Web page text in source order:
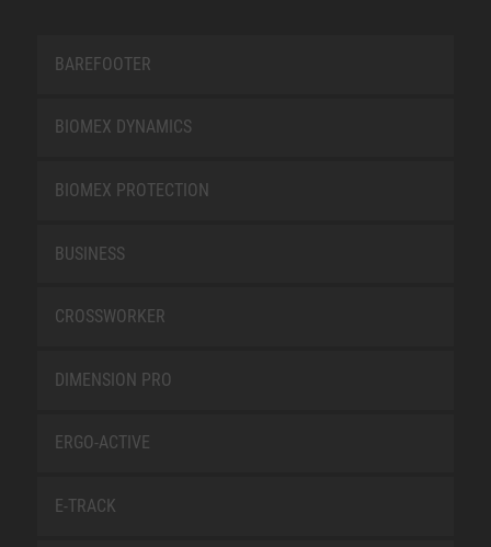
BAREFOOTER
BIOMEX DYNAMICS
BIOMEX PROTECTION
BUSINESS
CROSSWORKER
DIMENSION PRO
ERGO-ACTIVE
E-TRACK